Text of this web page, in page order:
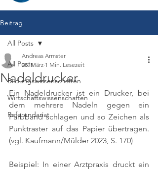
Beitrag
All Posts
Bildungswissenschaften
Wirtschaftswissenschaften
Referendariat
All Posts
Nadeldrucker
Andreas Armster
28. März 1 Min. Lesezeit
Ein Nadeldrucker ist ein Drucker, bei
dem mehrere Nadeln gegen ein
Farbband schlagen und so Zeichen als
(vgl. Kaufmann/Mülder 2023, S. 170)
Beispiel: In einer Arztpraxis druckt ein